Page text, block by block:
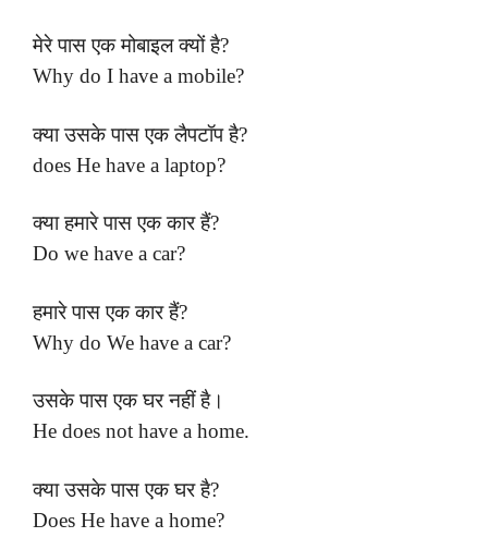
मेरे पास एक मोबाइल क्यों है?
Why do I have a mobile?
क्या उसके पास एक लैपटॉप है?
does He have a laptop?
क्या हमारे पास एक कार हैं?
Do we have a car?
हमारे पास एक कार हैं?
Why do We have a car?
उसके पास एक घर नहीं है।
He does not have a home.
क्या उसके पास एक घर है?
Does He have a home?